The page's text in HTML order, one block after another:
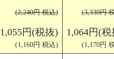
(2,240円 税込)
1,055円(税抜)
(1,160円 税込)
(3,330円
1,064円(
(1,170円